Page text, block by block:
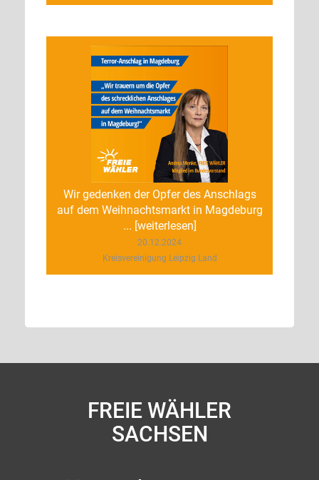
Wir gedenken der Opfer des Anschlags
auf dem Weihnachtsmarkt in Magdeburg
... [weiterlesen]
20.12.2024
Kreisvereinigung Leipzig Land
FREIE WÄHLER
SACHSEN